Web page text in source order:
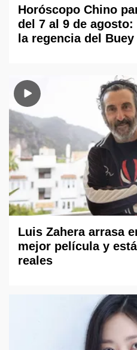
Horóscopo Chino
del 7 al 9 de
la regencia del
Luis Zahera arrasa
mejor película y
reales